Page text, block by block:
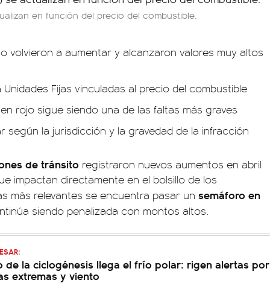
en función del precio del combustible.
volvieron a aumentar y alcanzaron valores muy altos
Fijas vinculadas al precio del combustible
rojo sigue siendo una de las faltas más graves
según la jurisdicción y la gravedad de la infracción
de tránsito registraron nuevos aumentos en abril
impactan directamente en el bolsillo de los
más relevantes se encuentra pasar un semáforo en
siendo penalizada con montos altos.
de la ciclogénesis llega el frío polar: rigen alertas por
extremas y viento